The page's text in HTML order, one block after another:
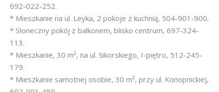
692-022-252.
* Mieszkanie na ul. Leyka, 2 pokoje z kuchnią, 504-901-900.
* Słoneczny pokój z balkonem, blisko centrum, 697-324-
113.
* Mieszkanie, 30 m², na ul. Sikorskiego, I-piętro, 512-245-
179.
* Mieszkanie samotnej osobie, 30 m², przy ul. Konopnickiej,